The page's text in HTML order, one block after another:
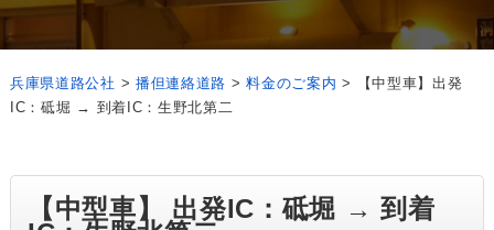
兵庫県道路公社 > 播但連絡道路 >料金のご案内 >
【中型車】出発
IC：砥堀 → 到着IC：生野北第二
【中型車】 出発IC：砥堀 → 到着